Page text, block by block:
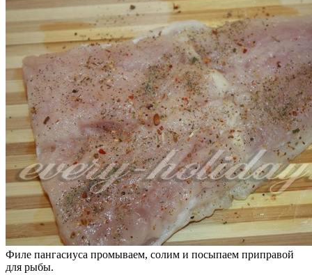
Филе пангасиуса промываем, солим и посыпаем приправой
для рыбы.